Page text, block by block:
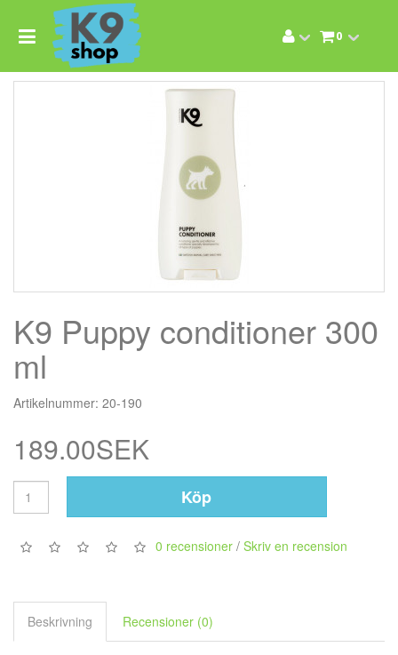
0
K9 Puppy conditioner 300
ml
Artikelnummer: 20-190
189.00SEK
Köp
0 recensioner / Skriv en recension
Beskrivning Recensioner (0)